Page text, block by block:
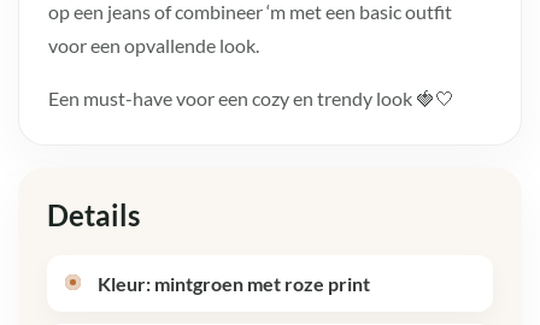
op een jeans of combineer ‘m met een basic outfit
voor een opvallende look.
Een must-have voor een cozy en trendy look 🍓🤍
Details
Kleur: mintgroen met roze print